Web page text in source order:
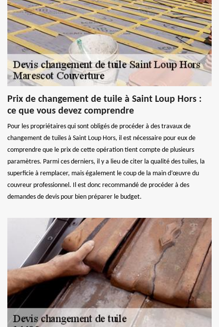
Prix de changement de tuile à Saint Loup Hors :
ce que vous devez comprendre
Pour les propriétaires qui sont obligés de procéder à des travaux de
changement de tuiles à Saint Loup Hors, il est nécessaire pour eux de
comprendre que le prix de cette opération tient compte de plusieurs
paramètres. Parmi ces derniers, il y a lieu de citer la qualité des tuiles, la
superficie à remplacer, mais également le coup de la main d’œuvre du
couvreur professionnel. Il est donc recommandé de procéder à des
demandes de devis pour bien préparer le budget.